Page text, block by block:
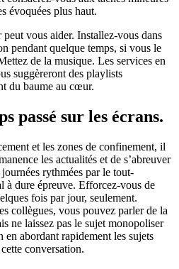
évoquées plus haut.
vous aider. Installez-vous dans
pendant quelque temps, si vous le
de la musique. Les services en
suggèreront des playlists
du baume au cœur.
passé sur les écrans.
et les zones de confinement, il
les actualités et de s’abreuver
rythmées par le tout-
à dure épreuve. Efforcez-vous de
fois par jour, seulement.
collègues, vous pouvez parler de la
ne laissez pas le sujet monopoliser
abordant rapidement les sujets
conversation.